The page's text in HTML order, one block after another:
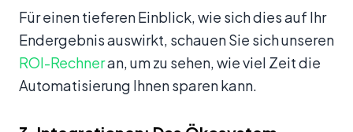
Für einen tieferen Einblick, wie sich dies auf Ihr
Endergebnis auswirkt, schauen Sie sich unseren
ROI-Rechneran, um zu sehen, wie viel Zeit die
Automatisierung Ihnen sparen kann.